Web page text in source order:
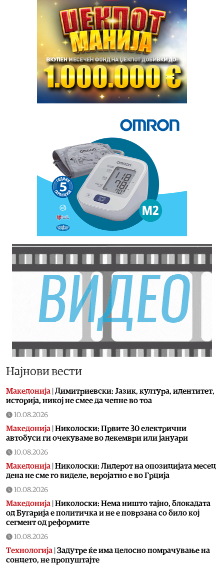
Најнови вести
Македонија Димитриевски: Јазик, култура, идентитет,
историја, никој не смее да чепне во тоа
10.08.2026
Македонија Николоски: Првите 30 електрични
автобуси ги очекуваме во декември или јануари
10.08.2026
Македонија Николоски: Лидерот на опозицијата месец
дена не сме го виделе, веројатно е во Грција
10.08.2026
Македонија Николоски: Нема ништо тајно, блокадата
од Бугарија е политичка и не е поврзана со било кој
сегмент од реформите
10.08.2026
Технологија Задутре ќе има целосно помрачување на
сонцето, не пропуштајте